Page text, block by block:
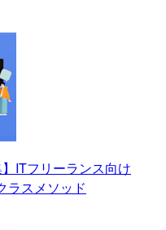
ITフリーランス向け
ラスメソッド